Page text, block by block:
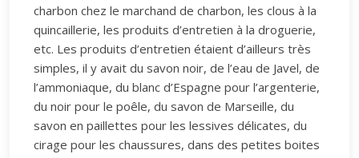
charbon chez le marchand de charbon, les clous à la
quincaillerie, les produits d’entretien à la droguerie,
etc. Les produits d’entretien étaient d’ailleurs très
simples, il y avait du savon noir, de l’eau de Javel, de
l’ammoniaque, du blanc d’Espagne pour l’argenterie,
du noir pour le poêle, du savon de Marseille, du
savon en paillettes pour les lessives délicates, du
cirage pour les chaussures, dans des petites boites